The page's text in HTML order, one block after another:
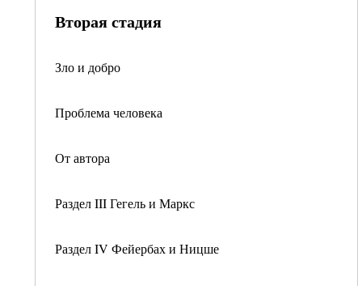
Вторая стадия
Зло и добро
Проблема человека
От автора
Раздел III Гегель и Маркс
Раздел IV Фейербах и Ницше